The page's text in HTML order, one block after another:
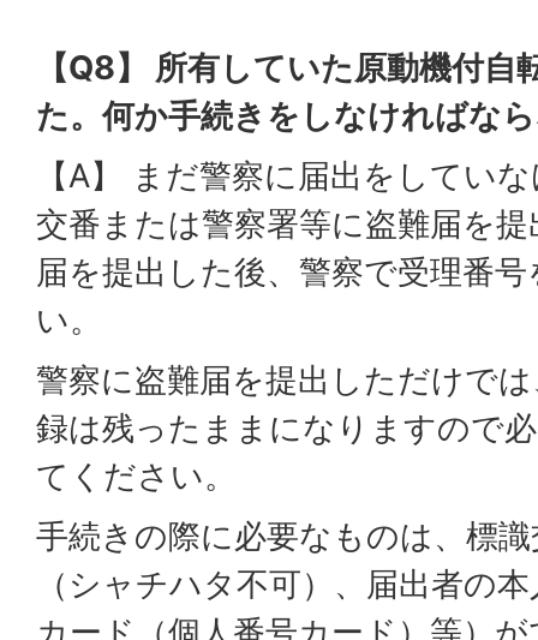
【Q8】 所有していた原動機付
た。何か手続きをしなければな
【A】 まだ警察に届出をしてい
交番または警察署等に盗難届を
届を提出した後、警察で受理番
い。
警察に盗難届を提出しただけで
録は残ったままになりますので
てください。
手続きの際に必要なものは、標
（シャチハタ不可）、届出者の
カード（個人番号カード）等）